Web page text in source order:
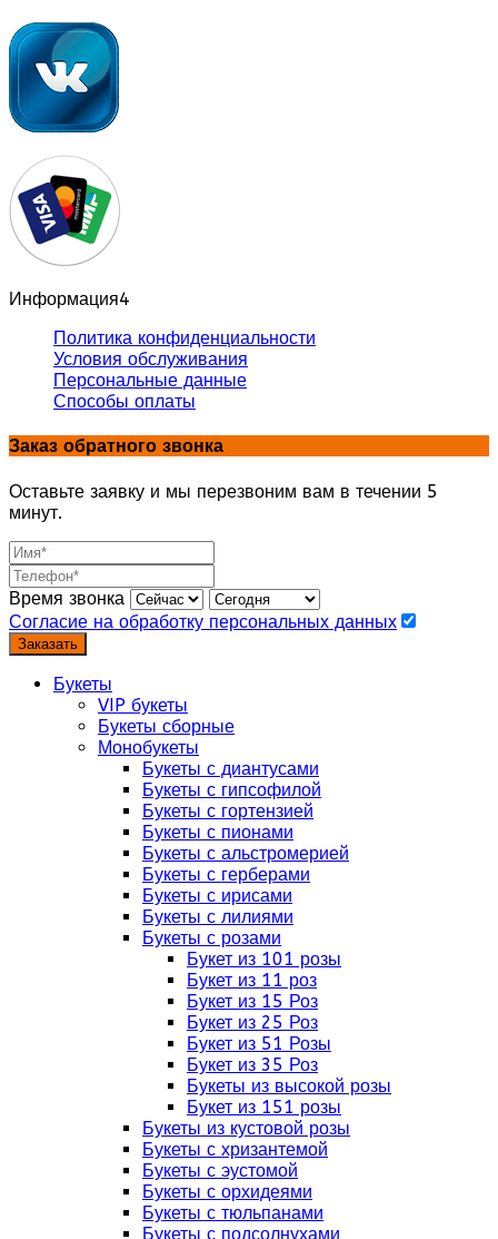
Информация4
Политика конфиденциальности
Условия обслуживания
Персональные данные
Способы оплаты
Заказ обратного звонка
Оставьте заявку и мы перезвоним вам в течении 5
минут.
Время звонка
Согласие на обработку персональных данных
Заказать
Букеты
VIP букеты
Букеты сборные
Монобукеты
Букеты с диантусами
Букеты с гипсофилой
Букеты с гортензией
Букеты с пионами
Букеты с альстромерией
Букеты с герберами
Букеты с ирисами
Букеты с лилиями
Букеты с розами
Букет из 101 розы
Букет из 11 роз
Букет из 15 Роз
Букет из 25 Роз
Букет из 51 Розы
Букет из 35 Роз
Букеты из высокой розы
Букет из 151 розы
Букеты из кустовой розы
Букеты с хризантемой
Букеты с эустомой
Букеты с орхидеями
Букеты с тюльпанами
Букеты с подсолнухами